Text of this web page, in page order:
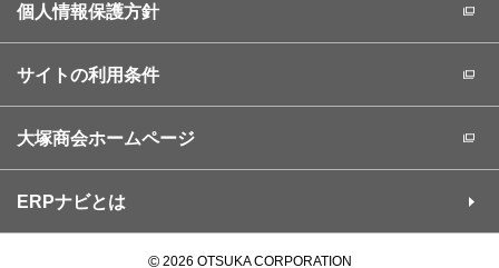
個人情報保護方針
サイトの利用条件
大塚商会ホームページ
ERPナビとは
©2026 OTSUKA CORPORATION